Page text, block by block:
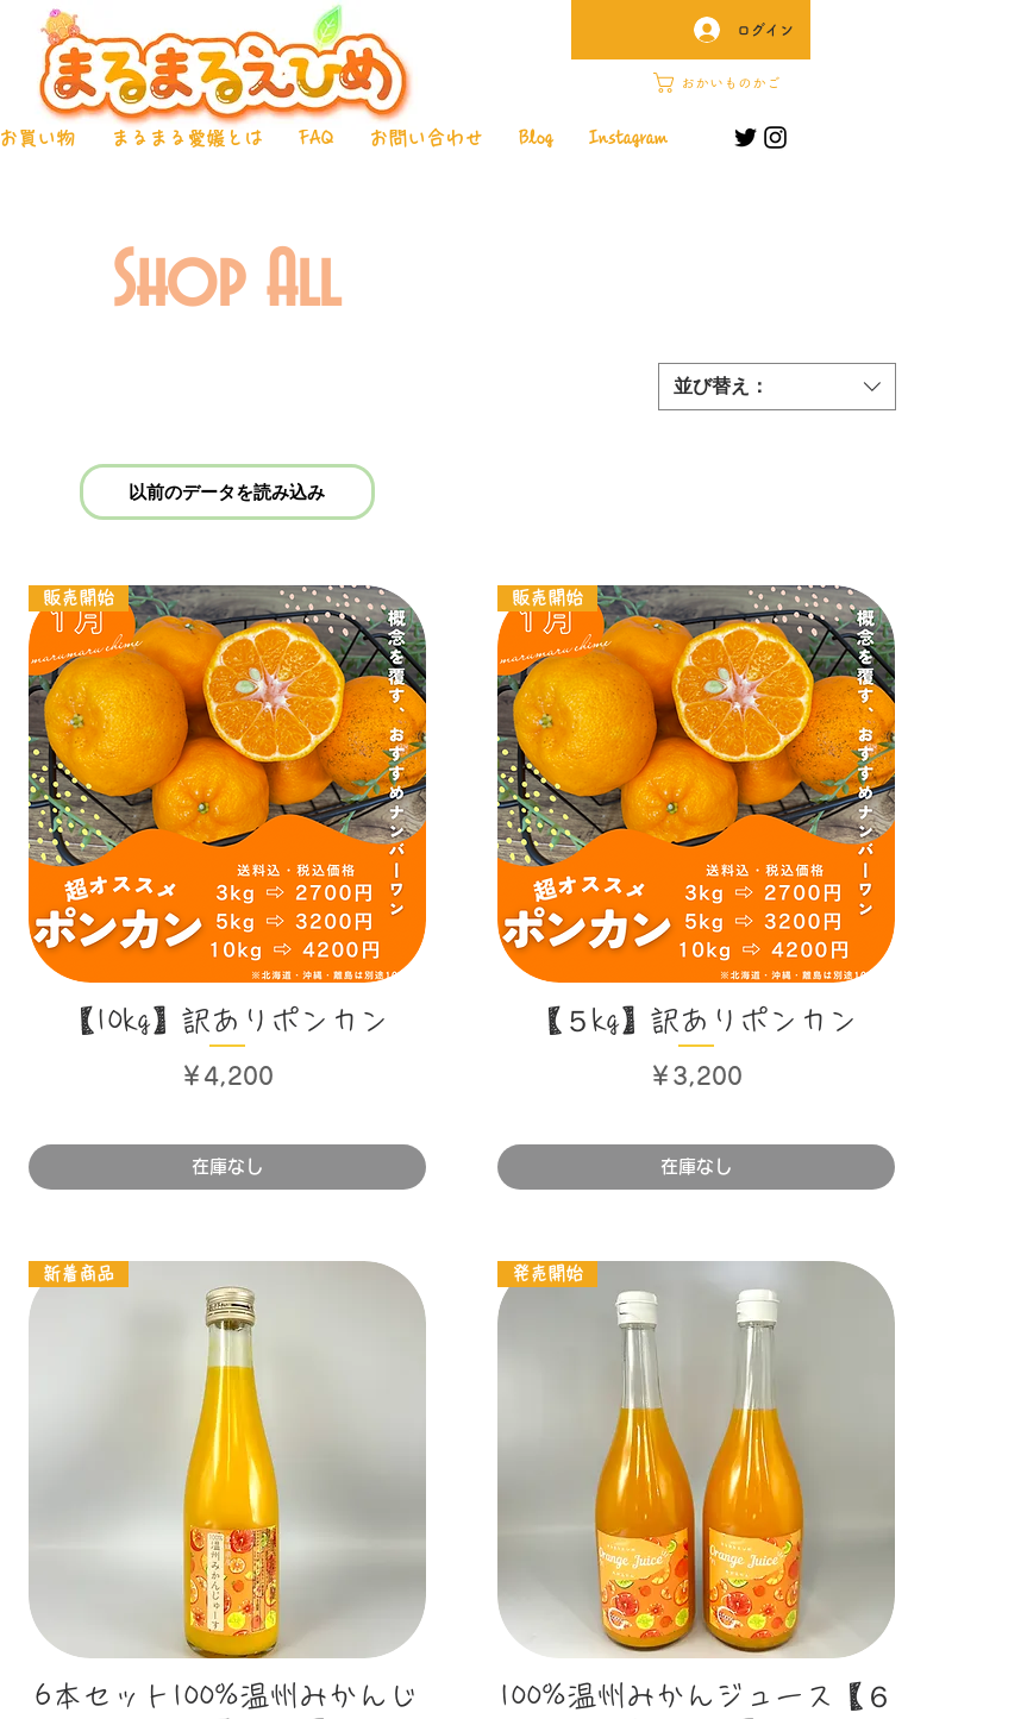
おかいものかご
お買い物 まるまる愛媛とは FAQ お問い合わせ Blog Instagram
ログイン
Shop All
並び替え：
以前のデータを読み込み
クイックビュー
販売開始
【10kg】訳ありポンカン
価格
￥4,200
在庫なし
クイックビュー
販売開始
【５kg】訳ありポンカン
価格
￥3,200
在庫なし
クイックビュー
新着商品
6本セット100%温州みかんじ
クイックビュー
発売開始
100%温州みかんジュース【６